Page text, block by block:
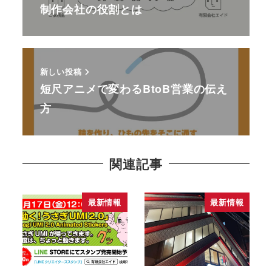
制作会社の役割とは
新しい投稿
短尺アニメで変わるBtoB営業の伝え
方
関連記事
最新情報 最新情報